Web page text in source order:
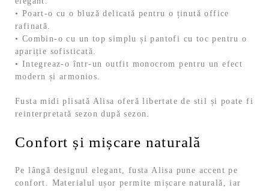
• Poart-o cu o bluză delicată pentru o ținută office
rafinată.
• Combin-o cu un top simplu și pantofi cu toc pentru o
apariție sofisticată.
• Integreaz-o într-un outfit monocrom pentru un efect
modern și armonios.
Fusta midi plisată Alisa oferă libertate de stil și poate fi
reinterpretată sezon după sezon.
Confort și mișcare naturală
Pe lângă designul elegant, fusta Alisa pune accent pe
confort. Materialul ușor permite mișcare naturală, iar